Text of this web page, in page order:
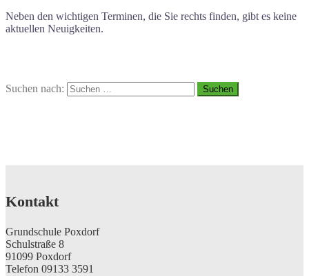
Neben den wichtigen Terminen, die Sie rechts finden, gibt es keine
aktuellen Neuigkeiten.
Suchen nach:
Kontakt
Grundschule Poxdorf
Schulstraße 8
91099 Poxdorf
Telefon 09133 3591